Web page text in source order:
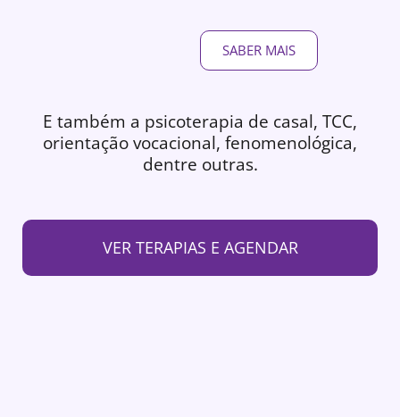
SABER MAIS
E também a psicoterapia de casal, TCC,
orientação vocacional, fenomenológica,
dentre outras.
VER TERAPIAS E AGENDAR